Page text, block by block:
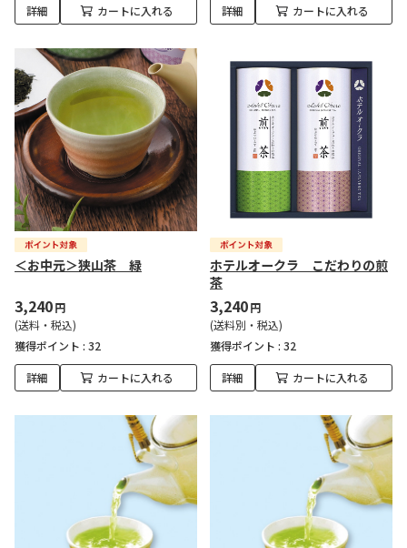
詳細 カートに入れる 詳細 カートに入れる
＜お中元＞狭山茶 緑
3,240円
(送料・税込)
獲得ポイント : 32
詳細 カートに入れる
ホテルオークラ こだわりの煎
茶
3,240円
(送料別・税込)
獲得ポイント : 32
詳細 カートに入れる